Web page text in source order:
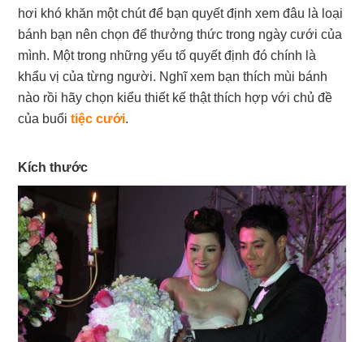
hơi khó khăn một chút để bạn quyết định xem đâu là loại
bánh bạn nên chọn để thưởng thức trong ngày cưới của
mình. Một trong những yếu tố quyết định đó chính là
khẩu vị của từng người. Nghĩ xem bạn thích mùi bánh
nào rồi hãy chọn kiểu thiết kế thật thích hợp với chủ đề
của buổitiệc cưới.
Kích thước